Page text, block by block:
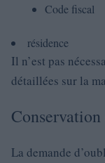
Code fiscal
résidence
Il n’est pas
détaillées sur la
La demande